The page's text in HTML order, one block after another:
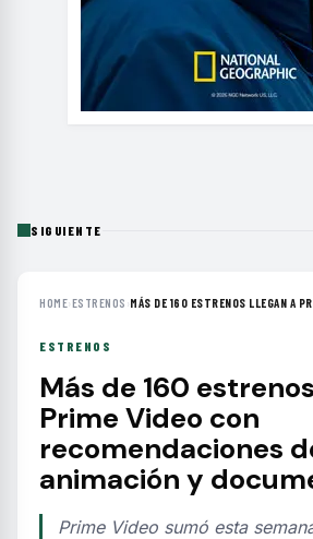
SIGUIENTE
HOME›ESTRENOS ›MÁS DE 160 ESTRENOS LLEGAN A
ESTRENOS
Más de 160
Prime Video con
recomendaciones
animación y
Prime Video sumó esta